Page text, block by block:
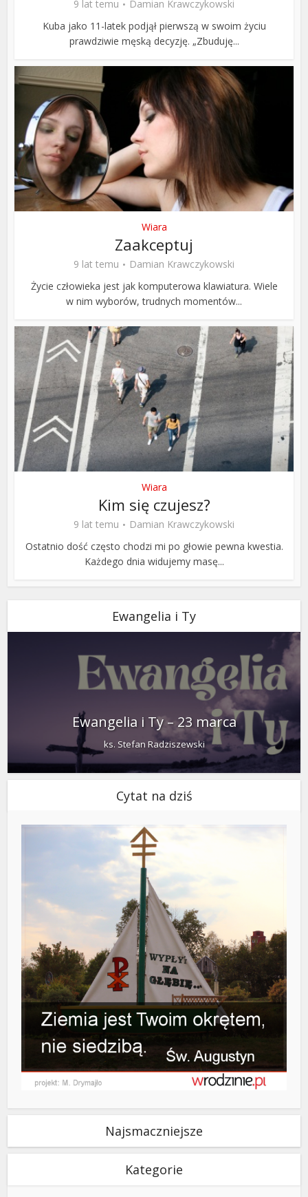
9 lat temu
Damian Krawczykowski
Kuba jako 11-latek podjął pierwszą w swoim życiu
prawdziwie męską decyzję. „Zbuduję...
Wiara
Zaakceptuj
9 lat temu
Damian Krawczykowski
Życie człowieka jest jak komputerowa klawiatura. Wiele
w nim wyborów, trudnych momentów...
Wiara
Kim się czujesz?
9 lat temu
Damian Krawczykowski
Ostatnio dość często chodzi mi po głowie pewna kwestia.
Każdego dnia widujemy masę...
Ewangelia i Ty
Ewangelia i Ty – 23 marca
ks. Stefan Radziszewski
Cytat na dziś
Najsmaczniejsze
Kategorie